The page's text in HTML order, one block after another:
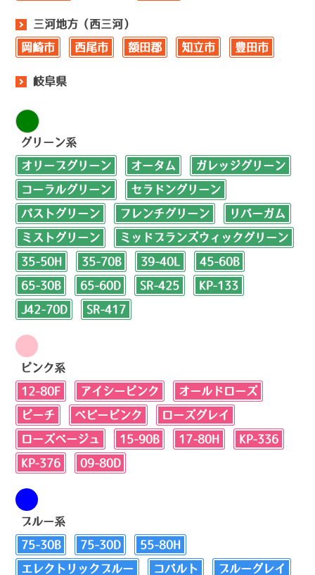
三河地方（西三河）
岡崎市 西尾市 額田郡 知立市 豊田市
岐阜県
グリーン系
オリーブグリーン オータム ガレッジグリーン
コーラルグリーン セラドングリーン
パストグリーン フレンチグリーン リバーガム
ミストグリーン ミッドブランズウィックグリーン
35-50H 35-70B 39-40L 45-60B
65-30B 65-60D SR-425 KP-133
J42-70D SR-417
ピンク系
12-80F アイシーピンク オールドローズ
ピーチ ベビーピンク ローズグレイ
ローズベージュ 15-90B 17-80H KP-336
KP-376 09-80D
ブルー系
75-30B 75-30D 55-80H
エレクトリックブルー コバルト ブルーグレイ